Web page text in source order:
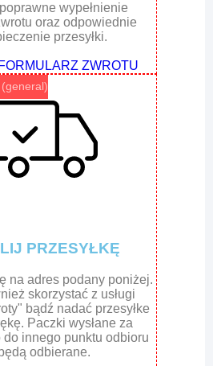
wypełnienie
oraz odpowiednie
przesyłki.
ZWROTU
PRZESYŁKĘ
na adres podany poniżej.
skorzystać z usługi
bądź nadać przesyłke
Paczki wysłane za
do innego punktu odbioru
odbierane.
(general)